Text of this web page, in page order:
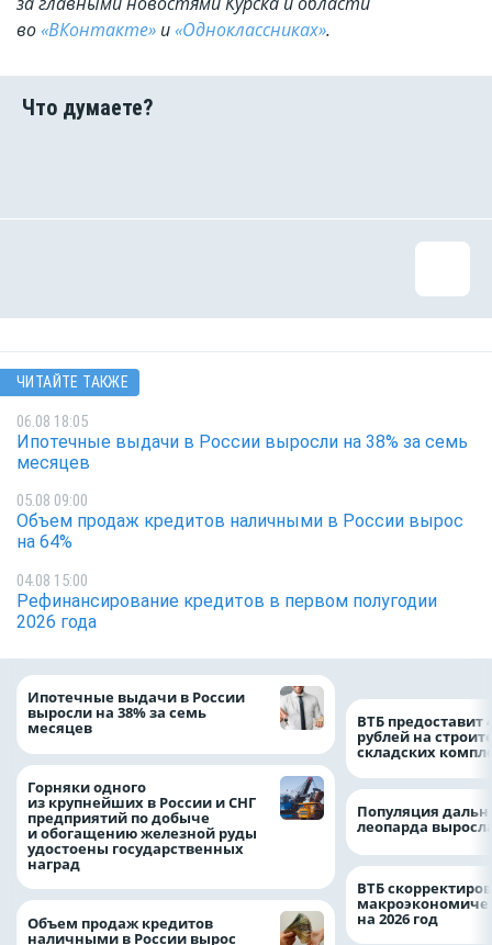
во«ВКонтакте» и«Одноклассниках».
ЧИТАЙТЕ ТАКЖЕ
06.08 18:05
Ипотечные выдачи в России выросли на 38% за семь
месяцев
05.08 09:00
Объем продаж кредитов наличными в России вырос
на 64%
04.08 15:00
Рефинансирование кредитов в первом полугодии
2026 года
Ипотечные выдачи в России
выросли на 38% за семь
месяцев
Горняки одного
из крупнейших в России и СНГ
предприятий по добыче
и обогащению железной руды
удостоены государственных
наград
Объем продаж кредитов
наличными в России вырос
ВТБ предоставит
рублей на
складских
Популяция
леопарда
ВТБ
на 2026 год